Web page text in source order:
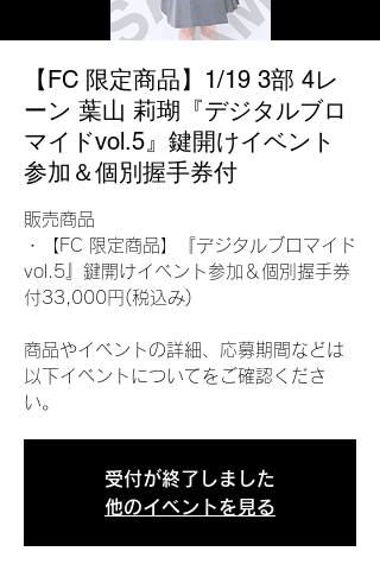
【FC 限定商品】1/19 3部 4レ
ーン 葉山 莉瑚『デジタルブロ
マイドvol.5』鍵開けイベント
参加＆個別握手券付
販売商品
・【FC 限定商品】『デジタルブロマイド
vol.5』鍵開けイベント参加＆個別握手券
付33,000円(税込み)
商品やイベントの詳細、応募期間などは
以下イベントについてをご確認くださ
い。
受付が終了しました
他のイベントを見る